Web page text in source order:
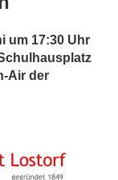
um 17:30 Uhr
Air der